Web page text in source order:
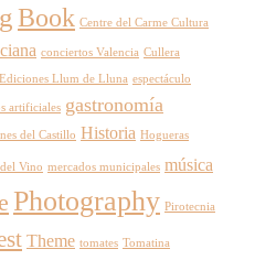
Book Centre del Carme Cultura
conciertos Valencia Cullera
Ediciones Llum de Lluna espectáculo
artificiales gastronomía
del Castillo Historia Hogueras
Vino mercados municipales música
Photography Pirotecnia
Theme tomates Tomatina